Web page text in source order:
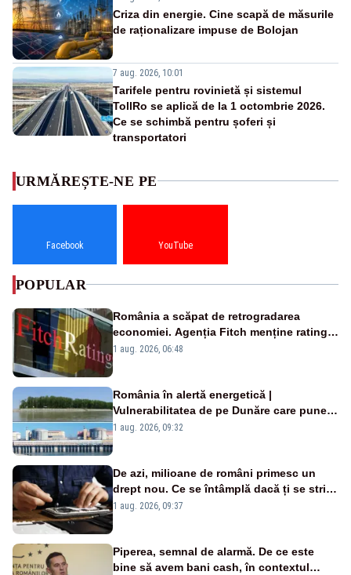
Criza din energie. Cine scapă de măsurile
de raționalizare impuse de Bolojan
7 aug. 2026, 10:01
Tarifele pentru rovinietă și sistemul
TollRo se aplică de la 1 octombrie 2026.
Ce se schimbă pentru șoferi și
transportatori
URMĂREȘTE-NE PE
Facebook YouTube
POPULAR
România a scăpat de retrogradarea
economiei. Agenția Fitch menține ratingul
„BBB-” cu perspectivă negativă
1 aug. 2026, 06:48
România în alertă energetică |
Vulnerabilitatea de pe Dunăre care pune
în pericol Centrala Cernavodă era
1 aug. 2026, 09:32
De azi, milioane de români primesc un
drept nou. Ce se întâmplă dacă ți se strică
un produs
1 aug. 2026, 09:37
Piperea, semnal de alarmă. De ce este
bine să avem bani cash, în contextul